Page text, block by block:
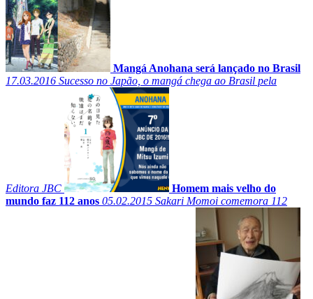
Mangá Anohana será lançado no Brasil
17.03.2016 Sucesso no Japão, o mangá chega ao Brasil pela
Editora JBC
Homem mais velho do
mundo faz 112 anos 05.02.2015 Sakari Momoi comemora 112